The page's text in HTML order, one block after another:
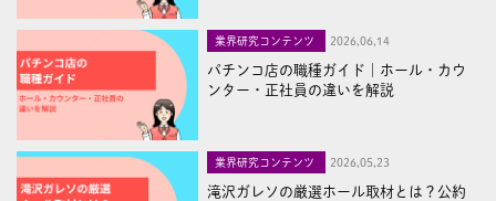
業界研究コンテンツ 2026,06,14
パチンコ店の職種ガイド｜ホール・カウ
ンター・正社員の違いを解説
業界研究コンテンツ 2026,05,23
滝沢ガレソの厳選ホール取材とは？公約